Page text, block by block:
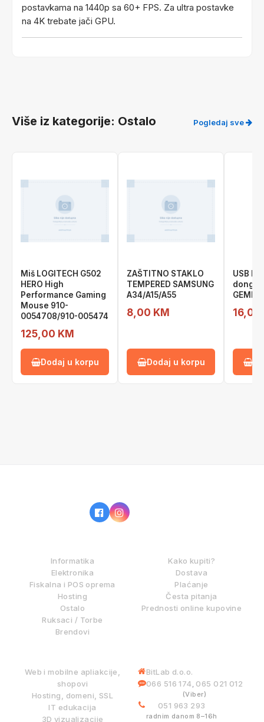
postavkama na 1440p sa 60+ FPS. Za ultra postavke
na 4K trebate jači GPU.
Više iz kategorije: Ostalo Pogledaj sve
Miš LOGITECH G502
HERO High
Performance Gaming
Mouse 910-
0054708/910-005474
125,00 KM
Dodaj u korpu
ZAŠTITNO STAKLO
TEMPERED SAMSUNG
A34/A15/A55
8,00 KM
Dodaj u korpu
USB
dongle
16,00
Informatika
Elektronika
Fiskalna i POS oprema
Hosting
Ostalo
Ruksaci / Torbe
Brendovi
Kako kupiti?
Dostava
Plaćanje
Česta pitanja
Prednosti online kupovine
Web i mobilne apliakcije,
shopovi
Hosting, domeni, SSL
IT edukacija
3D vizualizacije
BitLab d.o.o.
066 516 174, 065 021 012
(Viber)
051 963 293
radnim danom 8–16h